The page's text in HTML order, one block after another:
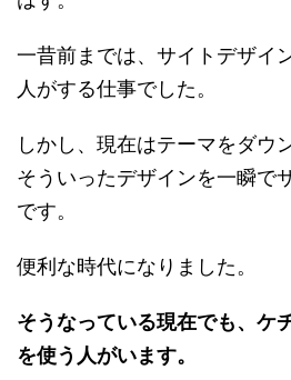
一昔前までは、サイトデザイ
人がする仕事でした。
しかし、現在はテーマをダウ
そういったデザインを一瞬で
です。
便利な時代になりました。
そうなっている現在でも、ケ
を使う人がいます。